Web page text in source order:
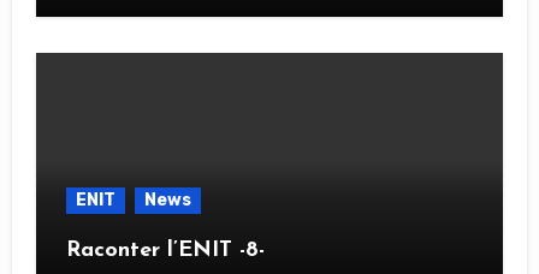
ENIT News
Raconter l’ENIT -8-